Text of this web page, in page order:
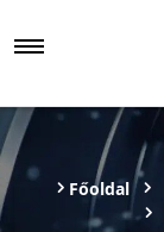
Főoldal